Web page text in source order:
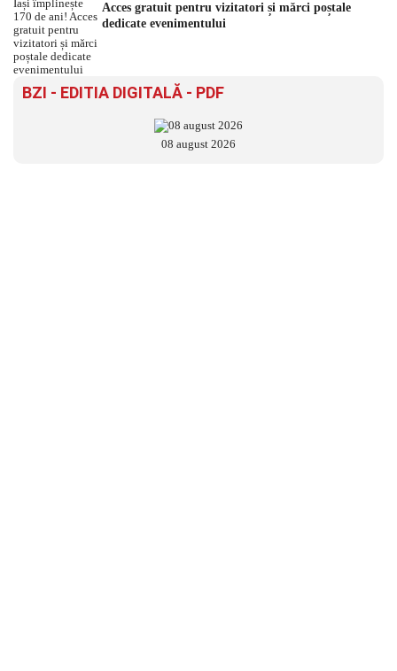
Acces gratuit pentru vizitatori și mărci poștale
dedicate evenimentului
BZI - EDITIA DIGITALĂ - PDF
08 august 2026